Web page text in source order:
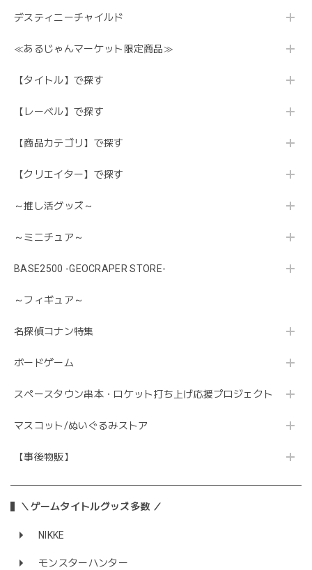
デスティニーチャイルド
≪あるじゃんマーケット限定商品≫
【タイトル】で探す
【レーベル】で探す
【商品カテゴリ】で探す
【クリエイター】で探す
～推し活グッズ～
～ミニチュア～
BASE2500 -GEOCRAPER STORE-
～フィギュア～
名探偵コナン特集
ボードゲーム
スペースタウン串本・ロケット打ち上げ応援プロジェクト
マスコット/ぬいぐるみストア
【事後物販】
＼ゲームタイトルグッズ多数 ／
NIKKE
モンスターハンター